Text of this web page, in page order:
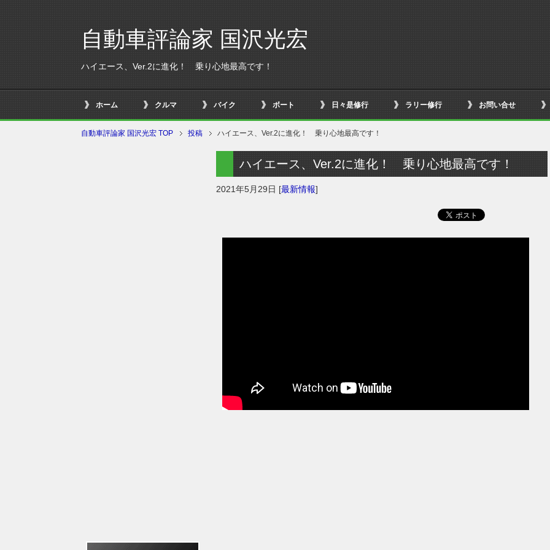
自動車評論家 国沢光宏
ハイエース、Ver.2に進化！ 乗り心地最高です！
ホーム クルマ バイク ボート 日々是修行 ラリー修行 お問い合せ
自動車評論家 国沢光宏 TOP 投稿 ハイエース、Ver.2に進化！ 乗り心地最高です！
ハイエース、Ver.2に進化！ 乗り心地最高です！
2021年5月29日 [最新情報]